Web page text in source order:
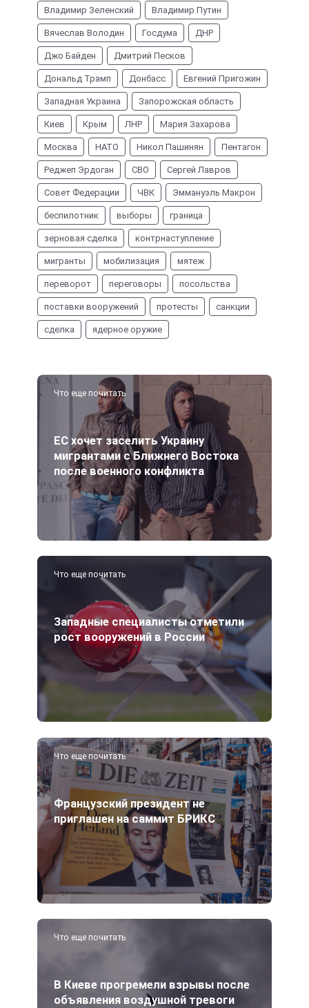
Владимир Зеленский Владимир Путин
Вячеслав Володин Госдума ДНР
Джо Байден Дмитрий Песков
Дональд Трамп Донбасс Евгений Пригожин
Западная Украина Запорожская область
Киев Крым ЛНР Мария Захарова
Москва НАТО Никол Пашинян Пентагон
Реджеп Эрдоган СВО Сергей Лавров
Совет Федерации ЧВК Эммануэль Макрон
беспилотник выборы граница
зерновая сделка контрнаступление
мигранты мобилизация мятеж
переворот переговоры посольства
поставки вооружений протесты санкции
сделка ядерное оружие
Что еще почитать
ЕС хочет заселить Украину
мигрантами с Ближнего Востока
после военного конфликта
Что еще почитать
Западные специалисты отметили
рост вооружений в России
Что еще почитать
Французский президент не
приглашен на саммит БРИКС
Что еще почитать
В Киеве прогремели взрывы после
объявления воздушной тревоги